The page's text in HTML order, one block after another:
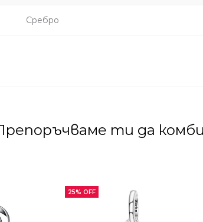
Сребро
ти да
25% OFF